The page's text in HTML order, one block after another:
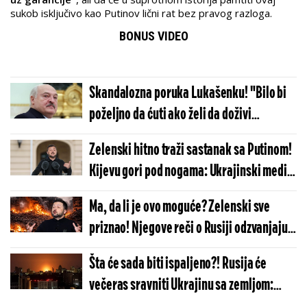
sukob isključivo kao Putinov lični rat bez pravog razloga.
BONUS VIDEO
Skandalozna poruka Lukašenku! "Bilo bi
poželjno da ćuti ako želi da doživi
penziju.." Znate li odakle je došla?
Zelenski hitno traži sastanak sa Putinom!
Kijevu gori pod nogama: Ukrajinski mediji
bruje o njihovom susretu
Ma, da li je ovo moguće? Zelenski sve
priznao! Njegove reči o Rusiji odzvanjaju
Evropom, niko se ovome nije nadao
Šta će sada biti ispaljeno?! Rusija će
večeras sravniti Ukrajinu sa zemljom: